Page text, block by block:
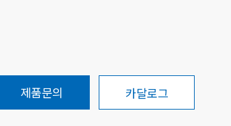
제품문의 카달로그